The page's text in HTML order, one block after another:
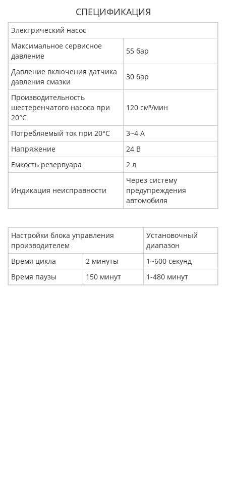
СПЕЦИФИКАЦИЯ
Электрический насос
Максимальное сервисное
давление
55 бар
Давление включения датчика
давления смазки
30 бар
Производительность
шестеренчатого насоса при
20°С
120 см³/мин
Потребляемый ток при 20°С
3~4 А
Напряжение
24 В
Емкость резервуара
2 л
Индикация неисправности
Через систему
предупреждения
автомобиля
Настройки блока управления
производителем
Установочный
диапазон
Время цикла
2 минуты
1~600 секунд
Время паузы
150 минут 1-480 минут